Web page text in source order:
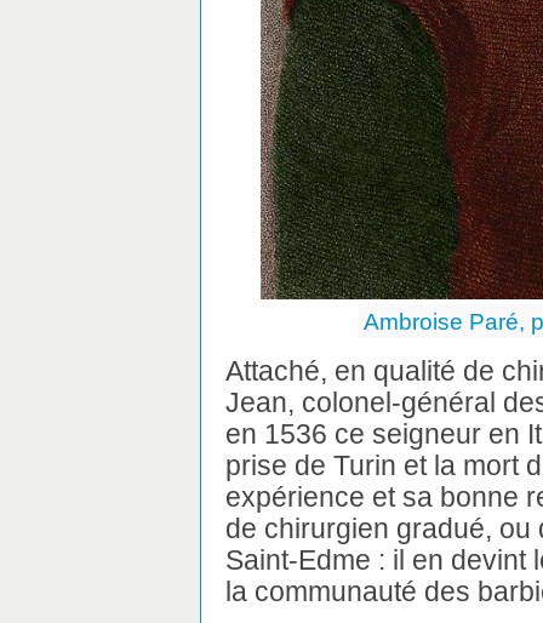
Ambroise Paré,
Attaché, en qualité de
Jean, colonel-général
en 1536 ce seigneur en
prise de Turin et la mort
expérience et sa bonne
de chirurgien gradué,
Saint-Edme : il en devint
la communauté des